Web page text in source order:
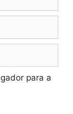
para a